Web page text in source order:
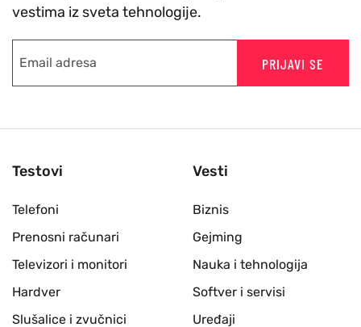
vestima iz sveta tehnologije.
PRIJAVI SE
Testovi
Telefoni
Prenosni računari
Televizori i monitori
Hardver
Slušalice i zvučnici
Vesti
Biznis
Gejming
Nauka i tehnologija
Softver i servisi
Uređaji